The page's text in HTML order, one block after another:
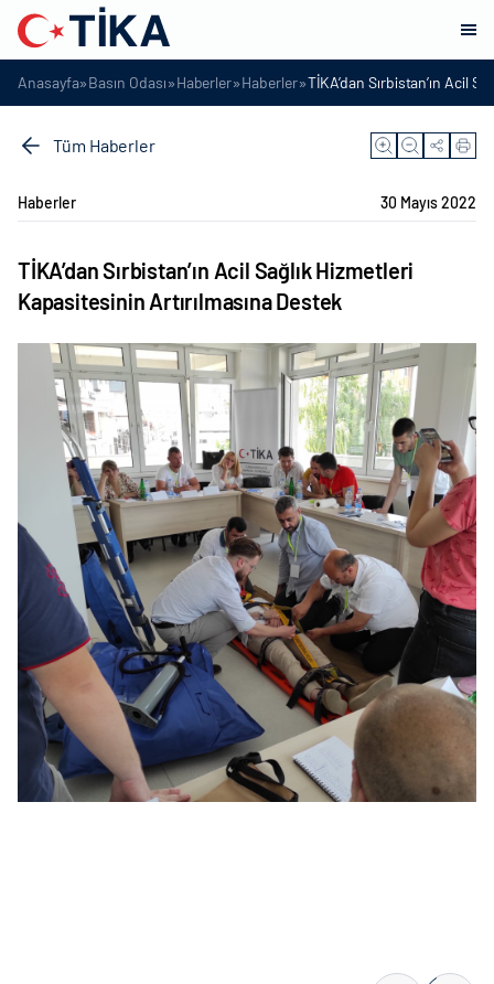
Anasayfa»Basın Odası»Haberler»Haberler»TİKA’dan Sırbistan’ın Acil
Tüm Haberler
Haberler 30 Mayıs 2022
TİKA’dan Sırbistan’ın Acil Sağlık Hizmetleri
Kapasitesinin Artırılmasına Destek